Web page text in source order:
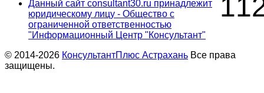
Данный сайт consultant30.ru принадлежит
юридическому лицу - Общество с
ограниченной ответственностью
"Информационный Центр "Консультант"
© 2014-2026 КонсультантПлюс Астрахань Все права
защищены.